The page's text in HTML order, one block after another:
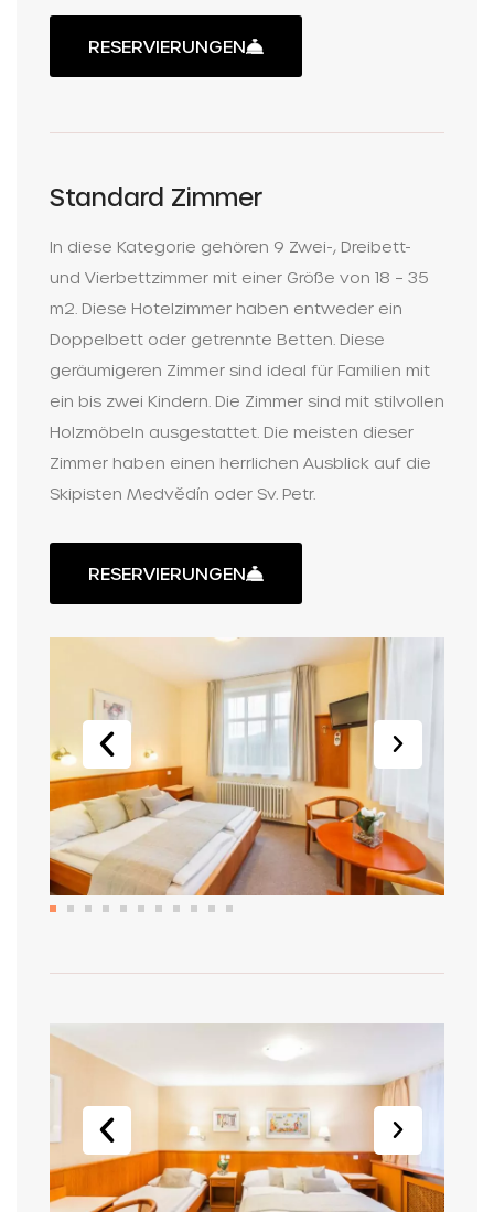
RESERVIERUNGEN
Standard Zimmer
In diese Kategorie gehören 9 Zwei-, Dreibett-
und Vierbettzimmer mit einer Größe von 18 – 35
m2. Diese Hotelzimmer haben entweder ein
Doppelbett oder getrennte Betten. Diese
geräumigeren Zimmer sind ideal für Familien mit
ein bis zwei Kindern. Die Zimmer sind mit stilvollen
Holzmöbeln ausgestattet. Die meisten dieser
Zimmer haben einen herrlichen Ausblick auf die
Skipisten Medvědín oder Sv. Petr.
RESERVIERUNGEN